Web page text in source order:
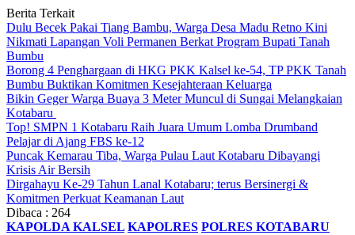
Berita Terkait
Dulu Becek Pakai Tiang Bambu, Warga Desa Madu Retno Kini
Nikmati Lapangan Voli Permanen Berkat Program Bupati Tanah
Bumbu
Borong 4 Penghargaan di HKG PKK Kalsel ke-54, TP PKK Tanah
Bumbu Buktikan Komitmen Kesejahteraan Keluarga
Bikin Geger Warga Buaya 3 Meter Muncul di Sungai Melangkaian
Kotabaru
Top! SMPN 1 Kotabaru Raih Juara Umum Lomba Drumband
Pelajar di Ajang FBS ke-12
Puncak Kemarau Tiba, Warga Pulau Laut Kotabaru Dibayangi
Krisis Air Bersih
Dirgahayu Ke-29 Tahun Lanal Kotabaru; terus Bersinergi &
Komitmen Perkuat Keamanan Laut
Dibaca : 264
KAPOLDA KALSEL KAPOLRES POLRES KOTABARU